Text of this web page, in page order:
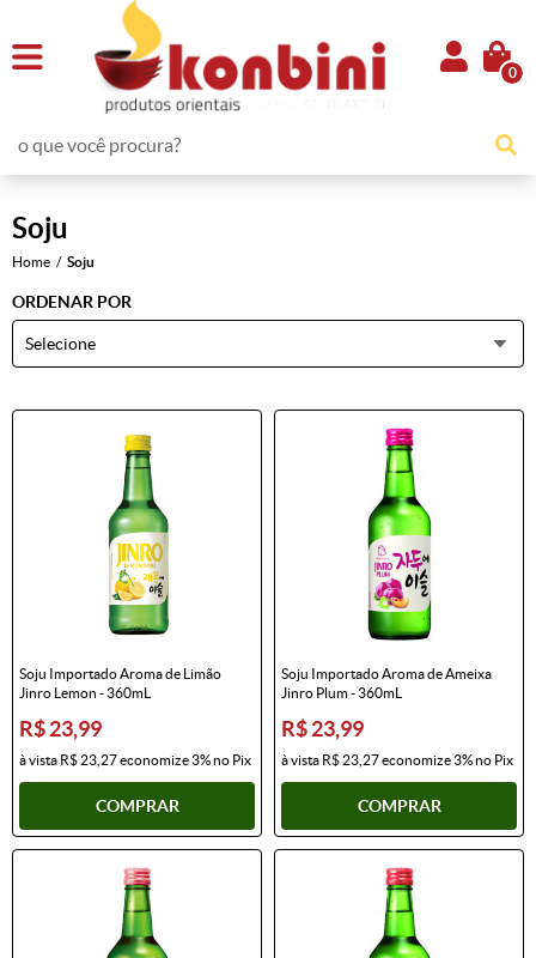
0
Soju
Home Soju
ORDENAR POR
Selecione
Soju Importado Aroma de Limão
Jinro Lemon - 360mL
R$ 23,99
à vista R$ 23,27economize3%no Pix
COMPRAR
Soju Importado Aroma de Ameixa
Jinro Plum - 360mL
R$ 23,99
à vista R$ 23,27economize3%no Pix
COMPRAR